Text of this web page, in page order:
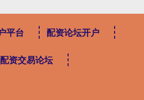
平台 配资论坛开户
配资交易论坛